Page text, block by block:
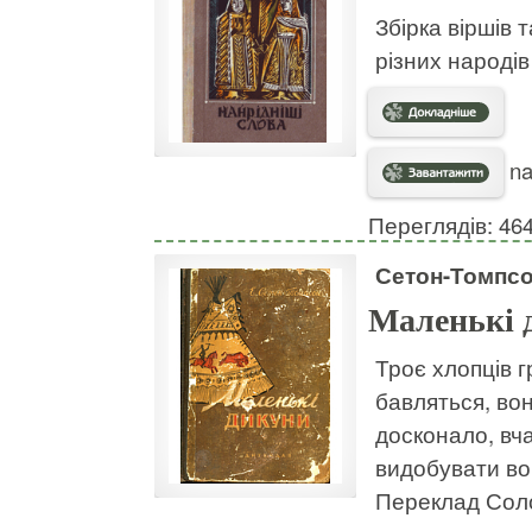
Збірка
різних
Переглядів:
Сетон-
Маленькі
Троє хлопців
бавляться,
досконало,
видобувати
Переклад